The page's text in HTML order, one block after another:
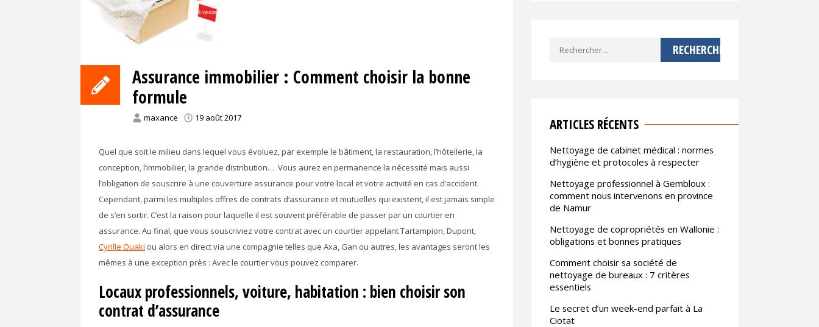
Assurance immobilier : Comment choisir la bonne
formule
maxance 19 août 2017
Quel que soit le milieu dans lequel vous évoluez, par exemple le bâtiment, la restauration, l’hôtellerie, la
conception, l’immobilier, la grande distribution… Vous aurez en permanence la nécessité mais aussi
l’obligation de souscrire à une couverture assurance pour votre local et votre activité en cas d’accident.
Cependant, parmi les multiples offres de contrats d’assurance et mutuelles qui existent, il est jamais simple
de s’en sortir. C’est la raison pour laquelle il est souvent préférable de passer par un courtier en
assurance. Au final, que vous souscriviez votre contrat avec un courtier appelant Tartampion, Dupont,
Cyrille Ouaki ou alors en direct via une compagnie telles que Axa, Gan ou autres, les avantages seront les
mêmes à une exception près : Avec le courtier vous pouvez comparer.
Locaux professionnels, voiture, habitation : bien choisir son
contrat d’assurance
Rechercher :
ARTICLES RÉCENTS
Nettoyage de cabinet médical : normes
d’hygiène et protocoles à respecter
Nettoyage professionnel à Gembloux :
comment nous intervenons en province
de Namur
Nettoyage de copropriétés en Wallonie :
obligations et bonnes pratiques
Comment choisir sa société de
nettoyage de bureaux : 7 critères
essentiels
Le secret d’un week-end parfait à La
Ciotat